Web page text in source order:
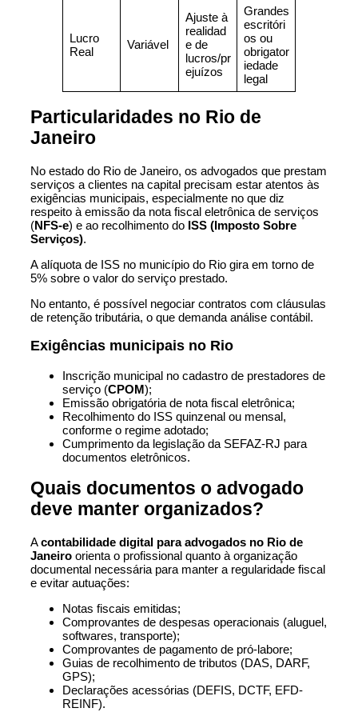
Lucro
Real
Variável
Ajuste à
realidad
e de
lucros/pr
ejuízos
Grandes
escritóri
os ou
obrigator
iedade
legal
Particularidades no Rio de
Janeiro
No estado do Rio de Janeiro, os advogados que prestam
serviços a clientes na capital precisam estar atentos às
exigências municipais, especialmente no que diz
respeito à emissão da nota fiscal eletrônica de serviços
(NFS-e) e ao recolhimento do ISS (Imposto Sobre
Serviços).
A alíquota de ISS no município do Rio gira em torno de
5% sobre o valor do serviço prestado.
No entanto, é possível negociar contratos com cláusulas
de retenção tributária, o que demanda análise contábil.
Exigências municipais no Rio
Inscrição municipal no cadastro de prestadores de
serviço (CPOM);
Emissão obrigatória de nota fiscal eletrônica;
Recolhimento do ISS quinzenal ou mensal,
conforme o regime adotado;
Cumprimento da legislação da SEFAZ-RJ para
documentos eletrônicos.
Quais documentos o advogado
deve manter organizados?
Acontabilidade digital para advogados no Rio de
Janeiro orienta o profissional quanto à organização
documental necessária para manter a regularidade fiscal
e evitar autuações:
Notas fiscais emitidas;
Comprovantes de despesas operacionais (aluguel,
softwares, transporte);
Comprovantes de pagamento de pró-labore;
Guias de recolhimento de tributos (DAS, DARF,
GPS);
Declarações acessórias (DEFIS, DCTF, EFD-
REINF).